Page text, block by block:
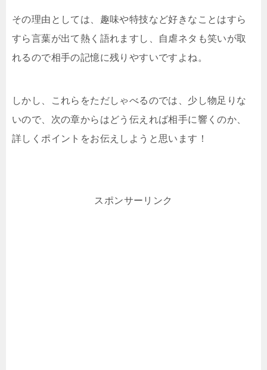
その理由としては、趣味や特技など好きなことはすら
すら言葉が出て熱く語れますし、自虐ネタも笑いが取
れるので相手の記憶に残りやすいですよね。
しかし、これらをただしゃべるのでは、少し物足りな
いので、次の章からはどう伝えれば相手に響くのか、
詳しくポイントをお伝えしようと思います！
スポンサーリンク